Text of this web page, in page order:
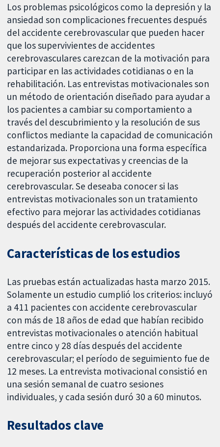
Los problemas psicológicos como la depresión y la
ansiedad son complicaciones frecuentes después
del accidente cerebrovascular que pueden hacer
que los supervivientes de accidentes
cerebrovasculares carezcan de la motivación para
participar en las actividades cotidianas o en la
rehabilitación. Las entrevistas motivacionales son
un método de orientación diseñado para ayudar a
los pacientes a cambiar su comportamiento a
través del descubrimiento y la resolución de sus
conflictos mediante la capacidad de comunicación
estandarizada. Proporciona una forma específica
de mejorar sus expectativas y creencias de la
recuperación posterior al accidente
cerebrovascular. Se deseaba conocer si las
entrevistas motivacionales son un tratamiento
efectivo para mejorar las actividades cotidianas
después del accidente cerebrovascular.
Características de los estudios
Las pruebas están actualizadas hasta marzo 2015.
Solamente un estudio cumplió los criterios: incluyó
a 411 pacientes con accidente cerebrovascular
con más de 18 años de edad que habían recibido
entrevistas motivacionales o atención habitual
entre cinco y 28 días después del accidente
cerebrovascular; el período de seguimiento fue de
12 meses. La entrevista motivacional consistió en
una sesión semanal de cuatro sesiones
individuales, y cada sesión duró 30 a 60 minutos.
Resultados clave